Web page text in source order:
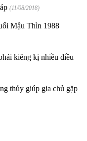
(11/08/2018)
Mậu Thìn 1988
kiêng kị nhiều điều
thủy giúp gia chủ gặp